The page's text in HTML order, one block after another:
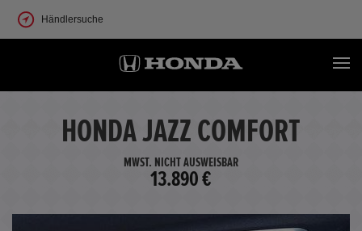
Händlersuche
HONDA JAZZ COMFORT
MWST. NICHT AUSWEISBAR
13.890 €